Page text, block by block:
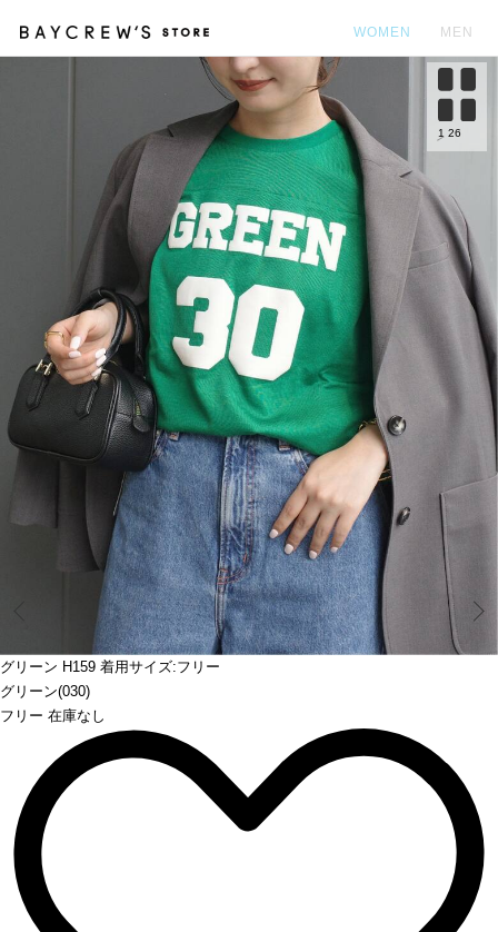
WOMEN MEN
グリーン H159 着用サイズ:フリー
グリーン(030)
フリー 在庫なし
1 26